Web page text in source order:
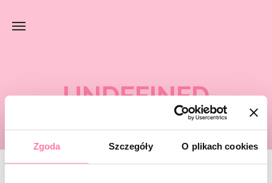
Zgoda Szczegóły O plikach cookies
UNDEFINED